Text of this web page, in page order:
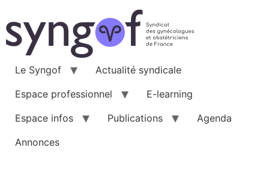
au
contenu
Le Syngof
Actualité syndicale
Espace professionnel
E-learning
Espace infos
Publications
Agenda
Annonces